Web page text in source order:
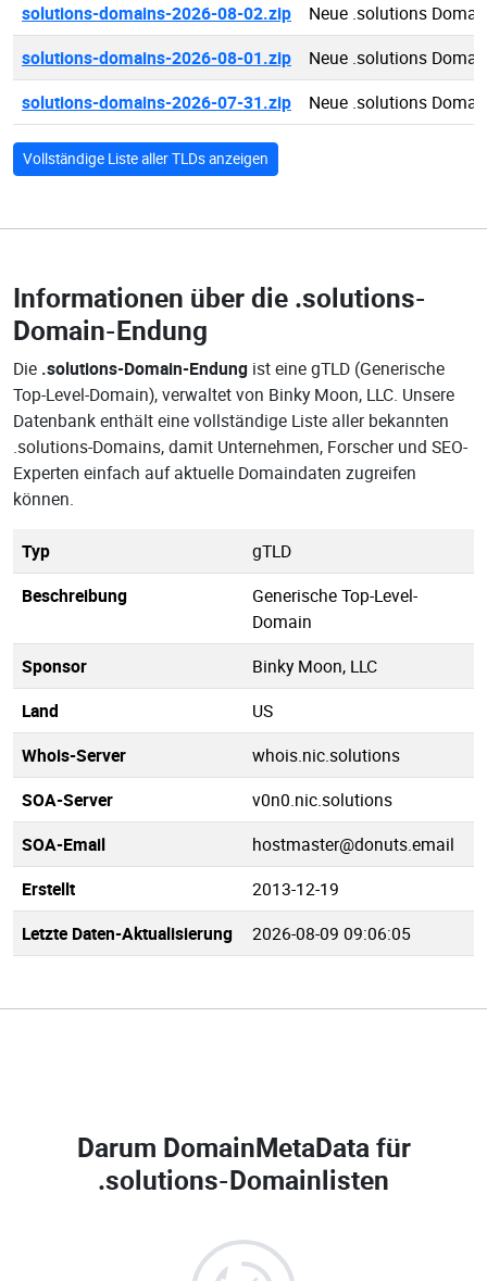
solutions-domains-2026-08-02.zip
Neue .solutions
solutions-domains-2026-08-01.zip
Neue .solutions
solutions-domains-2026-07-31.zip
Neue .solutions
Vollständige Liste aller TLDs anzeigen
Informationen über die .solutions-
Domain-Endung
Die .solutions-Domain-Endung ist eine gTLD (Generische
Top-Level-Domain), verwaltet von Binky Moon, LLC. Unsere
Datenbank enthält eine vollständige Liste aller bekannten
.solutions-Domains, damit Unternehmen, Forscher und SEO-
Experten einfach auf aktuelle Domaindaten zugreifen
können.
Typ
gTLD
Beschreibung
Generische Top-Level-
Domain
Sponsor
Binky Moon, LLC
Land
US
Whois-Server
whois.nic.solutions
SOA-Server
v0n0.nic.solutions
SOA-Email
hostmaster@donuts.email
Erstellt
2013-12-19
Letzte Daten-Aktualisierung
2026-08-09 09:06:05
Darum DomainMetaData für
.solutions-Domainlisten